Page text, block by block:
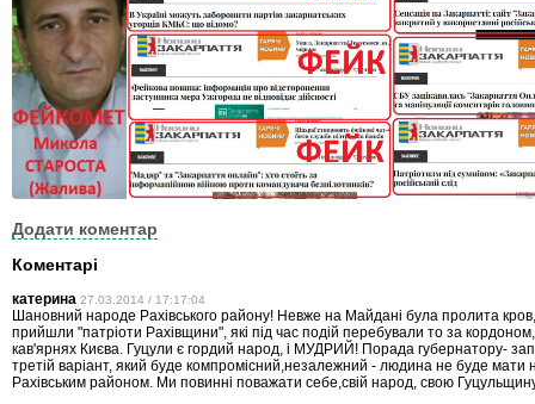
Додати коментар
Коментарі
катерина 27.03.2014 / 17:17:04
Шановний народе Рахівського району! Невже на Майдані була пролита
прийшли "патріоти Рахівщини", які під час подій перебували то за
кав'ярнях Києва. Гуцули є гордий народ, і МУДРИЙ! Порада губернатору-
третій варіант, який буде компромісний,незалежний - людина не буде мати
Рахівським районом. Ми повинні поважати себе,свій народ, свою